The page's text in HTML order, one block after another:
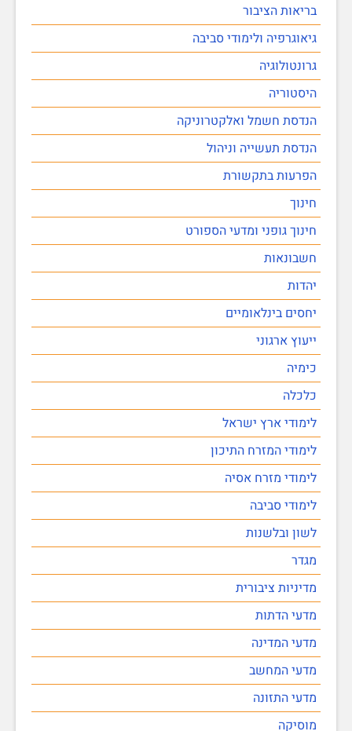
בריאות הציבור
גיאוגרפיה ולימודי סביבה
גרונטולוגיה
היסטוריה
הנדסת חשמל ואלקטרוניקה
הנדסת תעשייה וניהול
הפרעות בתקשורת
חינוך
חינוך גופני ומדעי הספורט
חשבונאות
יהדות
יחסים בינלאומיים
ייעוץ ארגוני
כימיה
כלכלה
לימודי ארץ ישראל
לימודי המזרח התיכון
לימודי מזרח אסיה
לימודי סביבה
לשון ובלשנות
מגדר
מדיניות ציבורית
מדעי הדתות
מדעי המדינה
מדעי המחשב
מדעי התזונה
מוסיקה